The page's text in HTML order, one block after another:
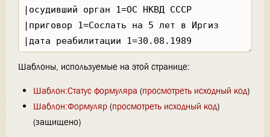
Шаблоны, используемые на этой странице:
Шаблон:Статус формуляра (просмотреть исходный код)
Шаблон:Формуляр(просмотреть исходный код)
(защищено)